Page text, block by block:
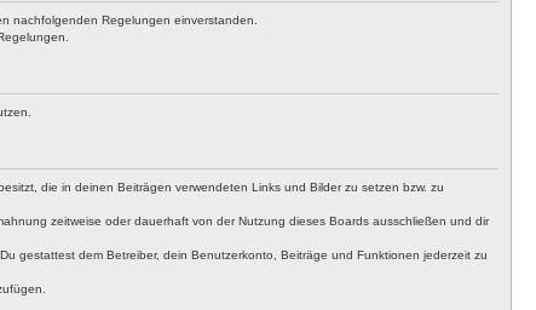
nachfolgenden Regelungen einverstanden.
die in deinen Beiträgen verwendeten Links und Bilder zu setzen bzw. zu
zeitweise oder dauerhaft von der Nutzung dieses Boards ausschließen und dir
gestattest dem Betreiber, dein Benutzerkonto, Beiträge und Funktionen jederzeit zu